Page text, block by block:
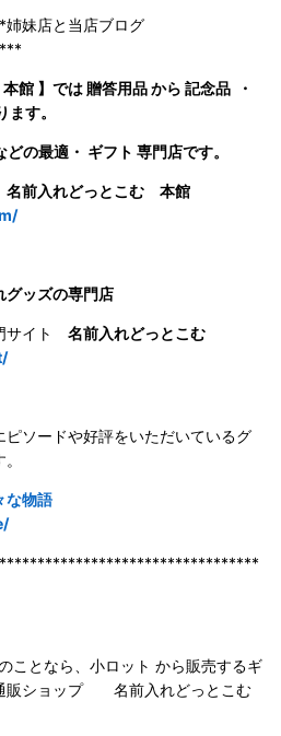
店と当店ブログ
館 】では 贈答用品 から 記念品 ・
す。
の最適・ ギフト 専門店です。
名前入れどっとこむ 本館
グッズの専門店
サイト 名前入れどっとこむ
ピソードや好評をいただいているグ
な物語
ことなら、小ロット から販売するギ
販ショップ 名前入れどっとこむ